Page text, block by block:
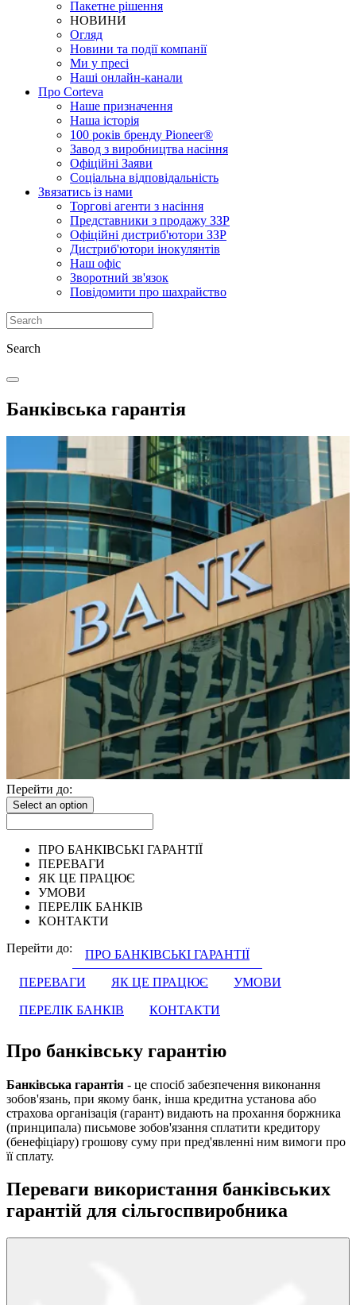
Пакетне рішення
НОВИНИ
Огляд
Новини та події компанії
Ми у пресі
Наші онлайн-канали
Про Corteva
Наше призначення
Наша історія
100 років бренду Pioneer®
Завод з виробництва насіння
Офіційні Заяви
Соціальна відповідальність
Звязатись із нами
Торгові агенти з насіння
Представники з продажу ЗЗР
Офіційні дистриб'ютори ЗЗР
Дистриб'ютори інокулянтів
Наш офіс
Зворотний зв'язок
Повідомити про шахрайство
Search
Банківська гарантія
Перейти до:
Select an option
ПРО БАНКІВСЬКІ ГАРАНТІЇ
ПЕРЕВАГИ
ЯК ЦЕ ПРАЦЮЄ
УМОВИ
ПЕРЕЛІК БАНКІВ
КОНТАКТИ
Перейти до:
ПРО БАНКІВСЬКІ ГАРАНТІЇ
ПЕРЕВАГИ ЯК ЦЕ ПРАЦЮЄ УМОВИ
ПЕРЕЛІК БАНКІВ КОНТАКТИ
Про банківську гарантію
Банківська гарантія - це спосіб забезпечення виконання
зобов'язань, при якому банк, інша кредитна установа або
страхова організація (гарант) видають на прохання боржника
(принципала) письмове зобов'язання сплатити кредитору
(бенефіціару) грошову суму при пред'явленні ним вимоги про
її сплату.
Переваги використання банківських
гарантій для сільгоспвиробника